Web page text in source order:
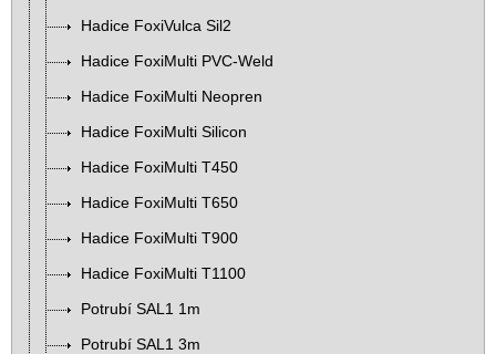
Hadice FoxiVulca Sil2
Hadice FoxiMulti PVC-Weld
Hadice FoxiMulti Neopren
Hadice FoxiMulti Silicon
Hadice FoxiMulti T450
Hadice FoxiMulti T650
Hadice FoxiMulti T900
Hadice FoxiMulti T1100
Potrubí SAL1 1m
Potrubí SAL1 3m